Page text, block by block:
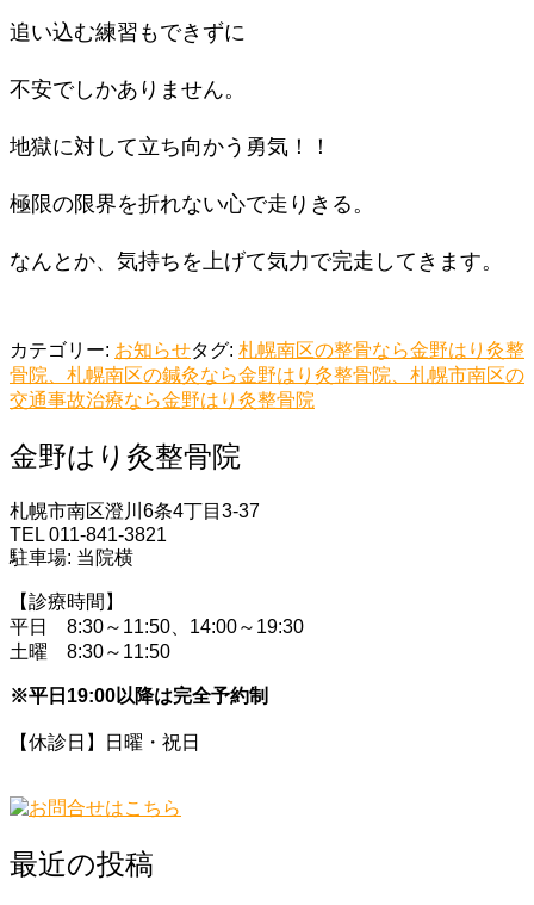
追い込む練習もできずに
不安でしかありません。
地獄に対して立ち向かう勇気！！
極限の限界を折れない心で走りきる。
なんとか、気持ちを上げて気力で完走してきます。
カテゴリー: お知らせタグ: 札幌南区の整骨なら金野はり灸整
骨院、札幌南区の鍼灸なら金野はり灸整骨院、札幌市南区の
交通事故治療なら金野はり灸整骨院
金野はり灸整骨院
札幌市南区澄川6条4丁目3-37
TEL 011-841-3821
駐車場: 当院横
【診療時間】
平日 8:30～11:50、14:00～19:30
土曜 8:30～11:50
※平日19:00以降は完全予約制
【休診日】日曜・祝日
最近の投稿